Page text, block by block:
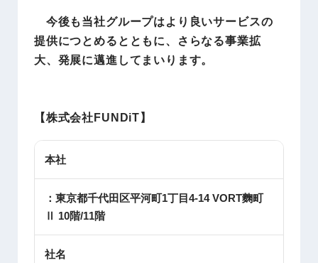
今後も当社グループはより良いサービスの
提供につとめるとともに、さらなる事業拡
大、発展に邁進してまいります。
【株式会社FUNDiT】
本社
：東京都千代田区平河町1丁目4-14 VORT麴町
Ⅱ 10階/11階
社名